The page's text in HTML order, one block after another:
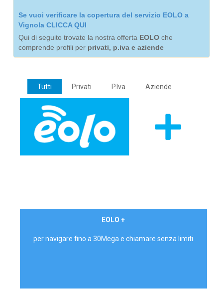
Se vuoi verificare la copertura del servizio EOLO a
Vignola CLICCA QUI
Qui di seguito trovate la nostra offerta EOLO che
comprende profili per privati, p.iva e aziende
Tutti Privati P.Iva Aziende
EOLO +
per navigare fino a 30Mega e chiamare senza limiti